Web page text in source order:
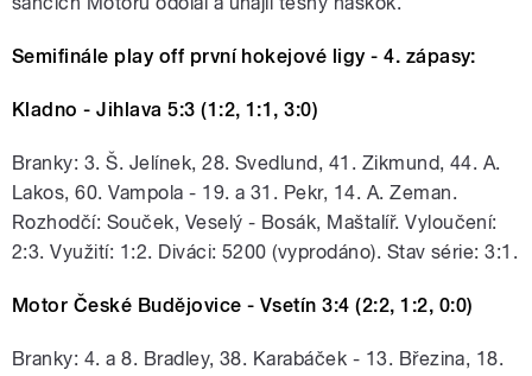
Semifinále play off první hokejové ligy - 4. zápasy:
Kladno - Jihlava 5:3 (1:2, 1:1, 3:0)
Branky: 3. Š. Jelínek, 28. Svedlund, 41. Zikmund, 44. A.
Lakos, 60. Vampola - 19. a 31. Pekr, 14. A. Zeman.
Rozhodčí: Souček, Veselý - Bosák, Maštalíř. Vyloučení:
2:3. Využití: 1:2. Diváci: 5200 (vyprodáno). Stav série: 3:1.
Motor České Budějovice - Vsetín 3:4 (2:2, 1:2, 0:0)
Branky: 4. a 8. Bradley, 38. Karabáček - 13. Březina, 18.